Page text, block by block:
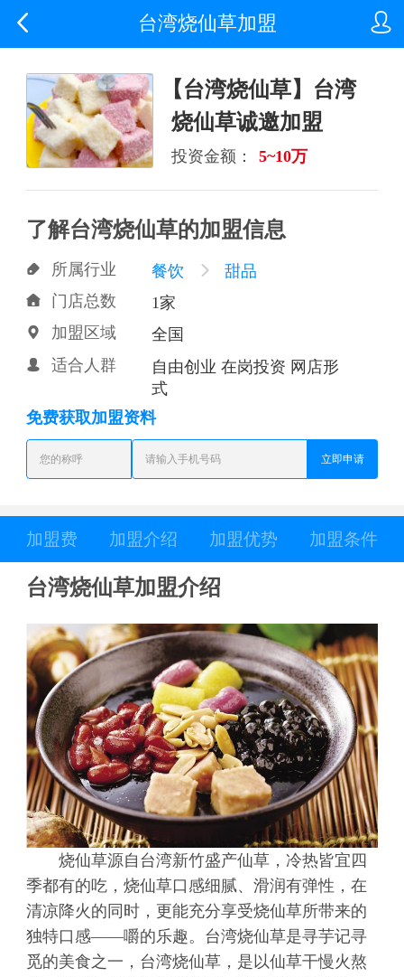

 台湾烧仙草加盟
【台湾烧仙草】台湾
烧仙草诚邀加盟
投资金额： 5~10万
了解台湾烧仙草的加盟信息
 所属行业 餐饮  甜品
 门店总数 1家
 加盟区域 全国
 适合人群
自由创业 在岗投资 网店形
式
免费获取加盟资料
立即申请
加盟费 加盟介绍 加盟优势 加盟条件
台湾烧仙草加盟介绍
烧仙草源自台湾新竹盛产仙草，冷热皆宜四
季都有的吃，烧仙草口感细腻、滑润有弹性，在
清凉降火的同时，更能充分享受烧仙草所带来的
独特口感——嚼的乐趣。台湾烧仙草是寻芋记寻
觅的美食之一，台湾烧仙草，是以仙草干慢火熬